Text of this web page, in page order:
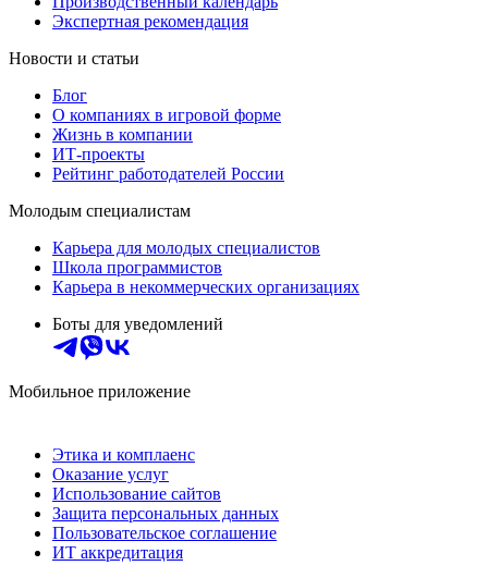
Экспертная рекомендация
Новости и статьи
Блог
О компаниях в игровой форме
Жизнь в компании
ИТ-проекты
Рейтинг работодателей России
Молодым специалистам
Карьера для молодых специалистов
Школа программистов
Карьера в некоммерческих организациях
Боты для уведомлений
Мобильное приложение
Этика и комплаенс
Оказание услуг
Использование сайтов
Защита персональных данных
Пользовательское соглашение
ИТ аккредитация